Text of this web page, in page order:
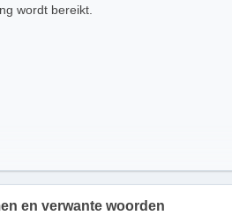
wordt bereikt.
en verwante woorden